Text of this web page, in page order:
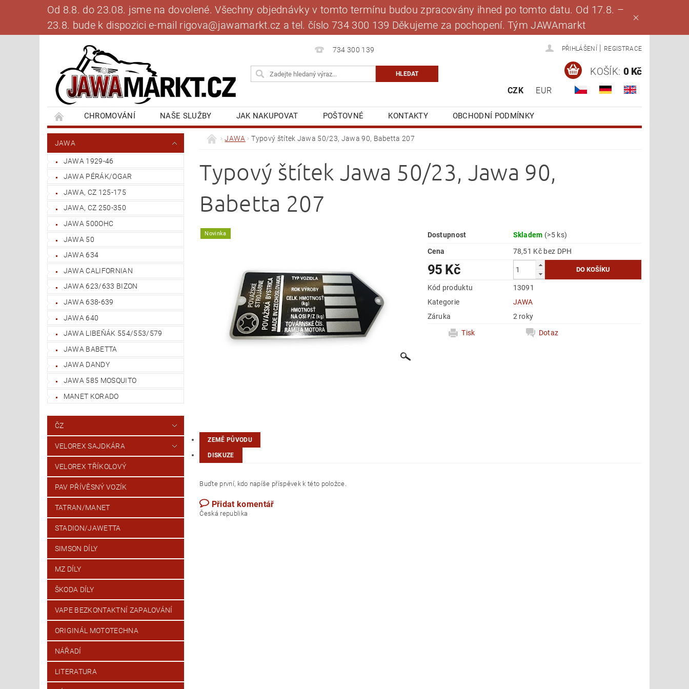
Od 8.8. do 23.08. jsme na dovolené. Všechny objednávky v tomto termínu budou zpracovány ihned po tomto datu. Od 17.8. –
23.8. bude k dispozici e-mail rigova@jawamarkt.cz a tel. číslo 734 300 139 Děkujeme za pochopení. Tým JAWAmarkt
734 300 139 PŘIHLÁŠENÍ REGISTRACE
CZK EUR
KOŠÍK: 0 Kč
CHROMOVÁNÍ NAŠE SLUŽBY JAK NAKUPOVAT POŠTOVNÉ KONTAKTY
OBCHODNÍ PODMÍNKY
BANKOVNÍ SPOJENÍ
NAPIŠTE NÁM BLOG MOJE OBJEDNÁVKA
JAWA
JAWA 1929-46
JAWA PÉRÁK/OGAR
JAWA, CZ 125-175
JAWA, CZ 250-350
JAWA 500OHC
JAWA 50
JAWA 634
JAWA CALIFORNIAN
JAWA 623/633 BIZON
JAWA 638-639
JAWA 640
JAWA LIBEŇÁK 554/553/579
JAWA BABETTA
JAWA DANDY
JAWA 585 MOSQUITO
MANET KORADO
ČZ
VELOREX SAJDKÁRA
VELOREX TŘÍKOLOVÝ
PAV PŘÍVĚSNÝ VOZÍK
TATRAN/MANET
STADION/JAWETTA
SIMSON DÍLY
MZ DÍLY
ŠKODA DÍLY
VAPE BEZKONTAKTNÍ ZAPALOVÁNÍ
ORIGINÁL MOTOTECHNA
NÁŘADÍ
LITERATURA
JAWA Typový štítek Jawa 50/23, Jawa 90, Babetta 207
Typový štítek Jawa 50/23, Jawa 90,
Babetta 207
Novinka Dostupnost Skladem (>5 ks)
Cena
78,51 Kč bez DPH
95 Kč
Kód produktu
13091
Kategorie
JAWA
Záruka
2 roky
Tisk
Dotaz
ZEMĚ PŮVODU
DISKUZE
Buďte první, kdo napíše příspěvek k této položce.
Přidat komentář
Česká republika